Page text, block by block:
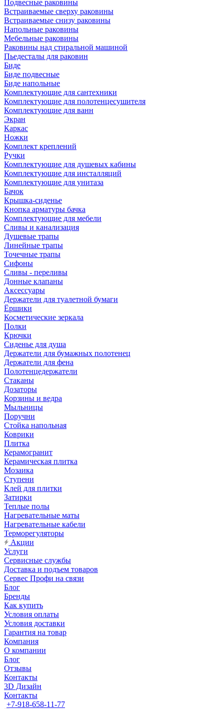
Подвесные раковины
Встраиваемые сверху раковины
Встраиваемые снизу раковины
Напольные раковины
Мебельные раковины
Раковины над стиральной машиной
Пьедесталы для раковин
Биде
Биде подвесные
Биде напольные
Комплектующие для сантехники
Комплектующие для полотенцесушителя
Комплектующие для ванн
Экран
Каркас
Ножки
Комплект креплений
Ручки
Комплектующие для душевых кабины
Комплектующие для инсталляций
Комплектующие для унитаза
Бачок
Крышка-сиденье
Кнопка арматуры бачка
Комплектующие для мебели
Сливы и канализация
Душевые трапы
Линейные трапы
Точечные трапы
Сифоны
Сливы - переливы
Донные клапаны
Аксессуары
Держатели для туалетной бумаги
Ёршики
Косметические зеркала
Полки
Крючки
Сиденье для душа
Держатели для бумажных полотенец
Держатели для фена
Полотенцедержатели
Стаканы
Дозаторы
Корзины и ведра
Мыльницы
Поручни
Стойка напольная
Коврики
Плитка
Керамогранит
Керамическая плитка
Мозаика
Ступени
Клей для плитки
Затирки
Теплые полы
Нагревательные маты
Нагревательные кабели
Терморегуляторы
Акции
Услуги
Сервисные службы
Доставка и подъем товаров
Сервес Профи на связи
Блог
Бренды
Как купить
Условия оплаты
Условия доставки
Гарантия на товар
Компания
О компании
Блог
Отзывы
Контакты
3D Дизайн
Контакты
+7-918-658-11-77